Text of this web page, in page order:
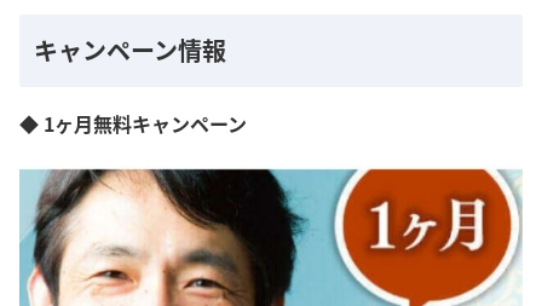
キャンペーン情報
◆ 1ヶ月無料キャンペーン